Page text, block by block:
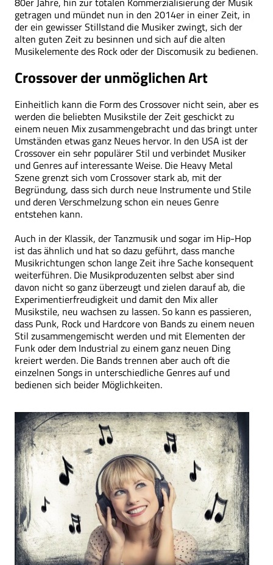
getragen und mündet nun in den 2014er in einer Zeit, in
der ein gewisser Stillstand die Musiker zwingt, sich der
alten guten Zeit zu besinnen und sich auf die alten
Musikelemente des Rock oder der Discomusik zu bedienen.
Crossover der unmöglichen Art
Einheitlich kann die Form des Crossover nicht sein, aber es
werden die beliebten Musikstile der Zeit geschickt zu
einem neuen Mix zusammengebracht und das bringt unter
Umständen etwas ganz Neues hervor. In den USA ist der
Crossover ein sehr populärer Stil und verbindet Musiker
und Genres auf interessante Weise. Die Heavy Metal
Szene grenzt sich vom Crossover stark ab, mit der
Begründung, dass sich durch neue Instrumente und Stile
und deren Verschmelzung schon ein neues Genre
entstehen kann.
Auch in der Klassik, der Tanzmusik und sogar im Hip-Hop
ist das ähnlich und hat so dazu geführt, dass manche
Musikrichtungen schon lange Zeit ihre Sache konsequent
weiterführen. Die Musikproduzenten selbst aber sind
davon nicht so ganz überzeugt und zielen darauf ab, die
Experimentierfreudigkeit und damit den Mix aller
Musikstile, neu wachsen zu lassen. So kann es passieren,
dass Punk, Rock und Hardcore von Bands zu einem neuen
Stil zusammengemischt werden und mit Elementen der
Funk oder dem Industrial zu einem ganz neuen Ding
kreiert werden. Die Bands trennen aber auch oft die
einzelnen Songs in unterschiedliche Genres auf und
bedienen sich beider Möglichkeiten.